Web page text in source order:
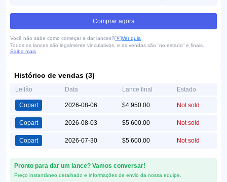
Comprar agora
Você não sabe como começar a dar lances?
Ver guia
Todos os lances são legalmente vinculativos, e as vendas são “no estado” e finais.
Saiba mais
Histórico de vendas (3)
Leilão Data Lance final Estado
Copart 2026-08-06 $4 950.00 Not sold
Copart 2026-08-03 $5 600.00 Not sold
Copart 2026-07-30 $5 600.00 Not sold
Pronto para dar um lance? Vamos conversar!
Preço instantâneo detalhado e informações de envio da nossa equipe.